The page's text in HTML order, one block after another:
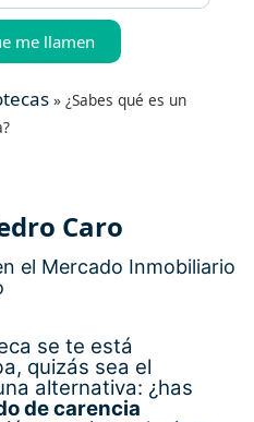
me llamen
» ¿Sabes qué es un
Caro
el Mercado Inmobiliario
se te está
quizás sea el
alternativa: ¿has
de carencia